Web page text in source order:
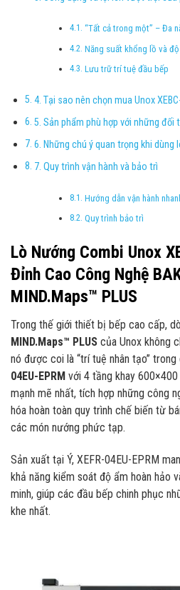
“Tất cả trong một” – Đa
Năng suất khổng lồ và
Lưu trữ trí tuệ đầu bếp
4. Tại sao nên chọn mua Unox
5. Sản phẩm phù hợp với những đối
6. Những chú ý quan trọng khi dùng
7. Quy trình vận hành và bảo trì
Hướng dẫn vận hành
Quy trình bảo trì
Lò Nướng Combi Unox
Đỉnh Cao Công Nghệ
MIND.Maps™ PLUS
Trong thế giới thiết bị bếp cao cấp,
MIND.Maps™ PLUS của Unox không
nó được coi là “trí tuệ nhân tạo” trong
04EU-EPRM với 4 tầng khay
mạnh mẽ nhất, tích hợp những công
hóa hoàn toàn quy trình chế biến từ
các món nướng phức tạp.
Sản xuất tại Ý, XEFR-04EU-EPRM
khả năng kiểm soát độ ẩm hoàn hảo
minh, giúp các đầu bếp chinh phục
khe nhất.